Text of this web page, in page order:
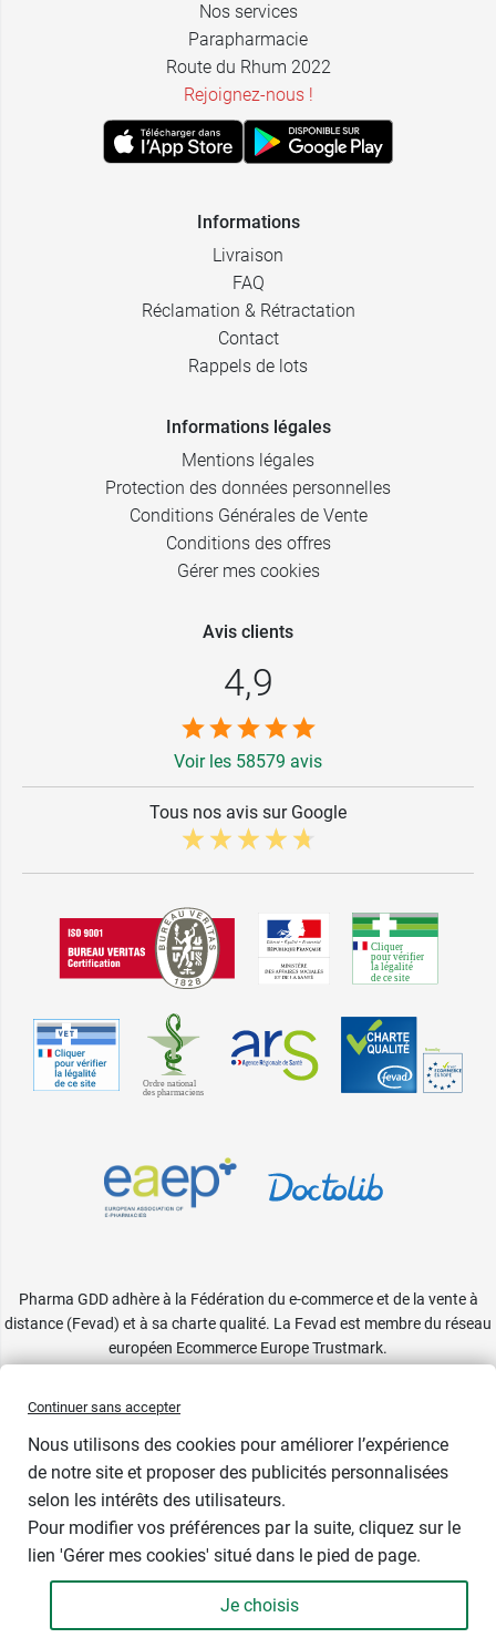
- +
100 ml 2,99 €
Nos services
Parapharmacie
Route du Rhum 2022
Rejoignez-nous !
Informations
Livraison
FAQ
Réclamation & Rétractation
Contact
Rappels de lots
Informations légales
Mentions légales
Protection des données personnelles
Conditions Générales de Vente
Conditions des offres
Gérer mes cookies
Avis clients
4,9
Voir les 58579 avis
Tous nos avis sur Google
Pharma GDD adhère à la Fédération du e-commerce et de la vente à
distance (Fevad) et à sa charte qualité. La Fevad est membre du réseau
européen Ecommerce Europe Trustmark.
Continuer sans accepter
Nous utilisons des cookies pour améliorer l’expérience
de notre site et proposer des publicités personnalisées
selon les intérêts des utilisateurs.
Pour modifier vos préférences par la suite, cliquez sur le
lien 'Gérer mes cookies' situé dans le pied de page.
Je choisis